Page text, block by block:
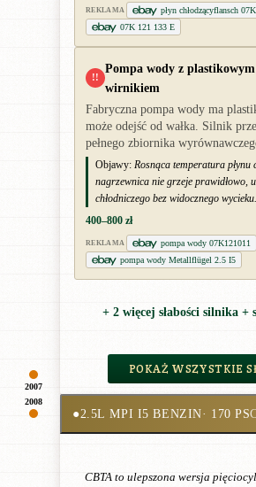
2007
REKLAMA
płyn chłodzącyflansch
07K 121 133 E
!!
Pompa wody z plastikowym
wirnikiem
Fabryczna pompa wody ma
może odejść od wałka. Silnik
pełnego zbiornika
Objawy: Rosnąca temperatura płynu
nagrzewnica nie grzeje prawidłowo,
chłodniczego bez widocznego wycieku.
400–800 zł
REKLAMA
pompa wody 07K121011
pompa wody Metallflügel 2.5 I5
+ 2 więcej słabości silnika +
POKAŻ WSZYSTKIE
2008
●2.5L MPI I5 BENZIN· 170 PS
CBTA to ulepszona wersja